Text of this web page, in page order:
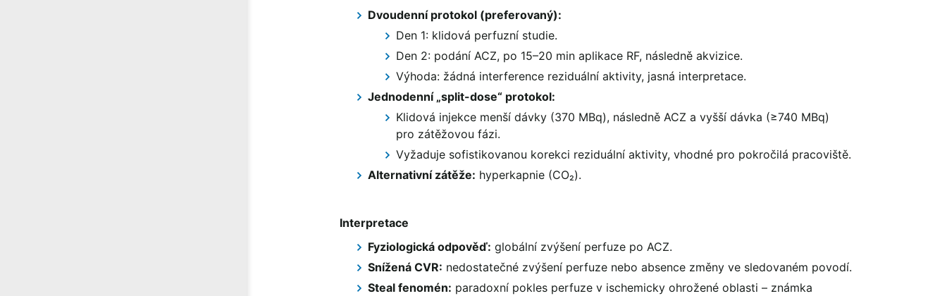
Dvoudenní protokol (preferovaný):
Den 1: klidová perfuzní studie.
Den 2: podání ACZ, po 15–20 min aplikace RF, následně akvizice.
Výhoda: žádná interference reziduální aktivity, jasná interpretace.
Jednodenní „split-dose“ protokol:
Klidová injekce menší dávky (370 MBq), následně ACZ a vyšší dávka (≥740 MBq)
pro zátěžovou fázi.
Vyžaduje sofistikovanou korekci reziduální aktivity, vhodné pro pokročilá pracoviště.
Alternativní zátěže: hyperkapnie (CO₂).
Interpretace
Fyziologická odpověď: globální zvýšení perfuze po ACZ.
Snížená CVR: nedostatečné zvýšení perfuze nebo absence změny ve sledovaném povodí.
Steal fenomén: paradoxní pokles perfuze v ischemicky ohrožené oblasti – známka